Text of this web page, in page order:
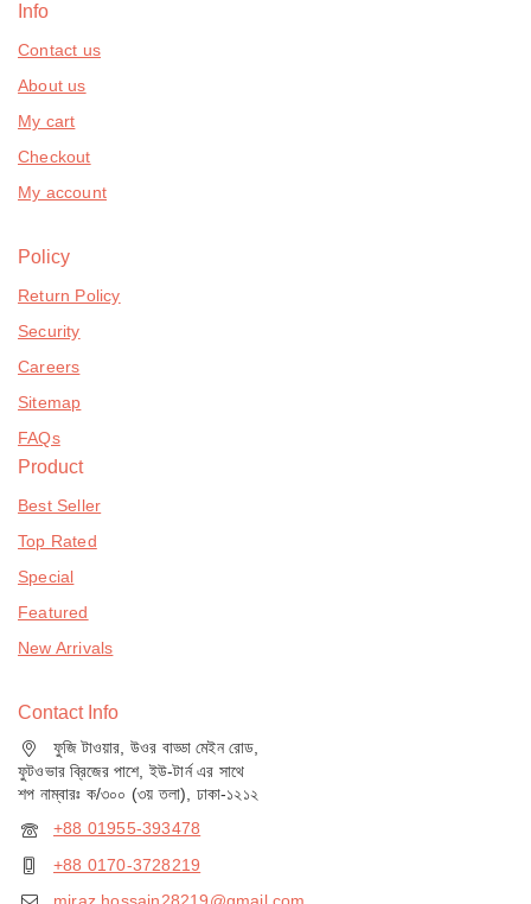
Info
Contact us
About us
My cart
Checkout
My account
Policy
Return Policy
Security
Careers
Sitemap
FAQs
Product
Best Seller
Top Rated
Special
Featured
New Arrivals
Contact Info
ফুজি টাওয়ার, উওর বাড্ডা মেইন রোড,
ফুটওভার ব্রিজের পাশে, ইউ-টার্ন এর সাথে
শপ নাম্বারঃ ক/৩০০ (৩য় তলা), ঢাকা-১২১২
+88 01955-393478
+88 0170-3728219